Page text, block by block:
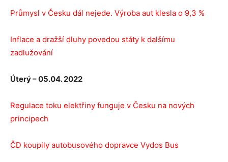
Průmysl v Česku dál nejede. Výroba aut klesla o 9,3 %
Inflace a dražší dluhy povedou státy k dalšímu
zadlužování
Úterý – 05.04. 2022
Regulace toku elektřiny funguje v Česku na nových
principech
ČD koupily autobusového dopravce Vydos Bus